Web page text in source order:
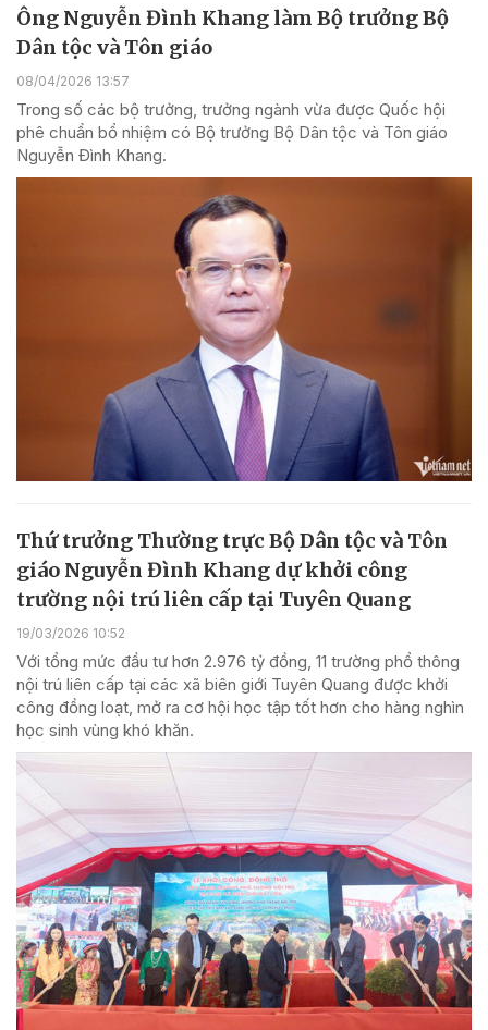
Ông Nguyễn Đình Khang làm Bộ trưởng Bộ
Dân tộc và Tôn giáo
08/04/2026 13:57
Trong số các bộ trưởng, trưởng ngành vừa được Quốc hội
phê chuẩn bổ nhiệm có Bộ trưởng Bộ Dân tộc và Tôn giáo
Nguyễn Đình Khang.
Thứ trưởng Thường trực Bộ Dân tộc và Tôn
giáo Nguyễn Đình Khang dự khởi công
trường nội trú liên cấp tại Tuyên Quang
19/03/2026 10:52
Với tổng mức đầu tư hơn 2.976 tỷ đồng, 11 trường phổ thông
nội trú liên cấp tại các xã biên giới Tuyên Quang được khởi
công đồng loạt, mở ra cơ hội học tập tốt hơn cho hàng nghìn
học sinh vùng khó khăn.